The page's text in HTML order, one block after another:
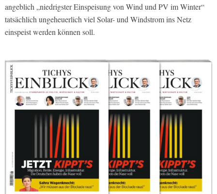
angeblich „niedrigster Einspeisung von Wind und PV im Winter“
tatsächlich ungeheuerlich viel Solar- und Windstrom ins Netz
einspeist werden können soll.